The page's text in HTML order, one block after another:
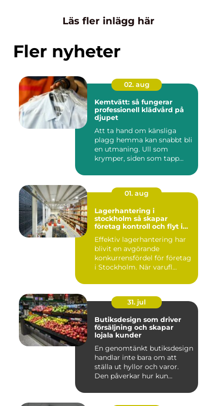
Läs fler inlägg här
Fler nyheter
02. aug
Kemtvätt: så fungerar
professionell klädvård på
djupet
Att ta hand om känsliga
plagg hemma kan snabbt bli
en utmaning. Ull som
krymper, siden som tapp...
01. aug
Lagerhantering i
stockholm så skapar
företag kontroll och flyt i
Effektiv lagerhantering har
blivit en avgörande
konkurrensfördel för företag
i Stockholm. När varufl...
31. jul
Butiksdesign som driver
försäljning och skapar
lojala kunder
En genomtänkt butiksdesign
handlar inte bara om att
ställa ut hyllor och varor.
Den påverkar hur kun...